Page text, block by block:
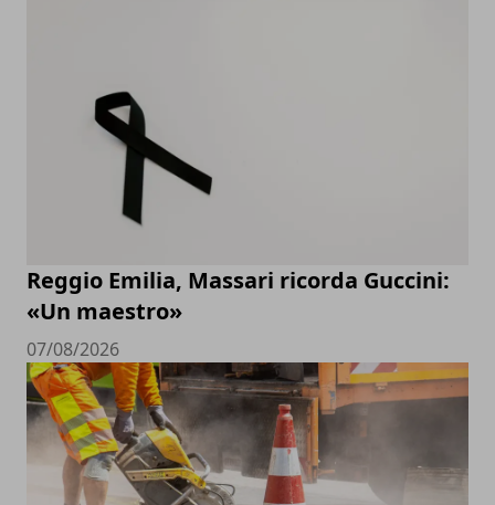
Reggio Emilia, Massari ricorda Guccini:
«Un maestro»
07/08/2026